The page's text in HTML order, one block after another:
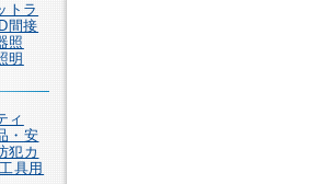
トラ
間接
照
明
ィ
・安
犯カ
具用